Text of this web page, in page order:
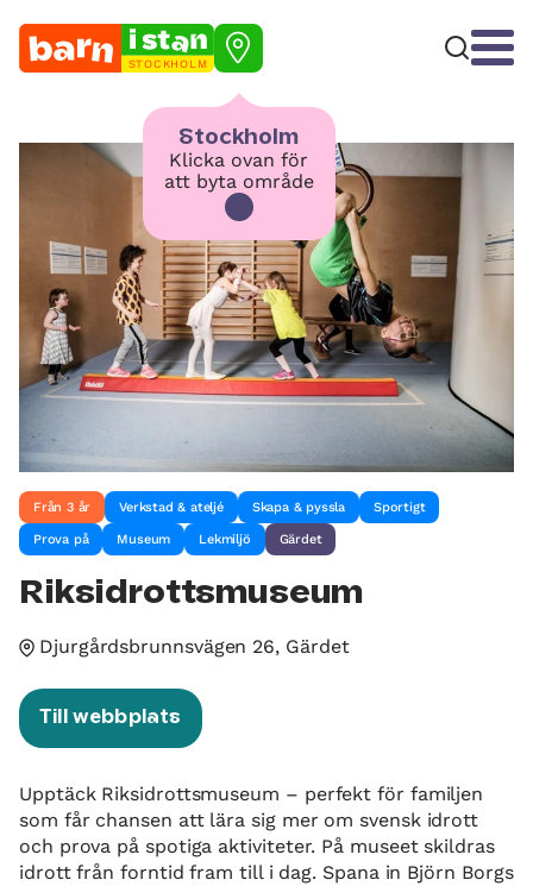
STOCKHOLM
Stockholm
Klicka ovan för
att byta område
Från 3 år Verkstad & ateljé Skapa & pyssla Sportigt
Prova på Museum Lekmiljö Gärdet
Riksidrottsmuseum
Djurgårdsbrunnsvägen 26, Gärdet
Till webbplats
Upptäck Riksidrottsmuseum – perfekt för familjen
som får chansen att lära sig mer om svensk idrott
och prova på spotiga aktiviteter. På museet skildras
idrott från forntid fram till i dag. Spana in Björn Borgs